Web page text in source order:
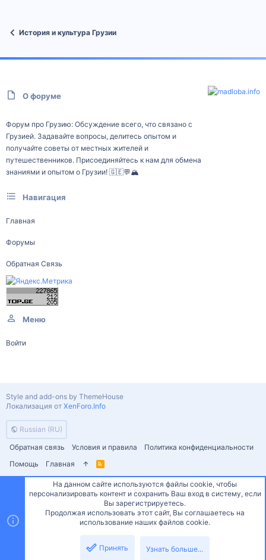
История и культура Грузии
О форуме
Форум про Грузию: Обсуждение всего, что связано с
Грузией. Задавайте вопросы, делитесь опытом и
получайте советы от местных жителей и
путешественников. Присоединяйтесь к нам для обмена
знаниями и опытом о Грузии! 🇬🇪💬🏔️
Навигация
Главная
Форумы
Обратная Связь
Меню
Войти
Russian (RU)
Обратная связь
Условия и правила
Политика конфиденциальности
Помощь
Главная
R
S
Style and add-ons by ThemeHouse
Локализация от XenForo.Info
СверхуСнизу
На данном сайте используются файлы cookie, чтобы
персонализировать контент и сохранить Ваш вход в систему, если
Вы зарегистрируетесь.
Продолжая использовать этот сайт, Вы соглашаетесь на
использование наших файлов cookie.
Принять Узнать больше...